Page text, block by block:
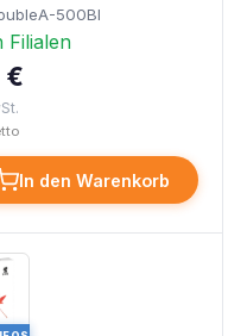
500Bl
€
In den Warenkorb